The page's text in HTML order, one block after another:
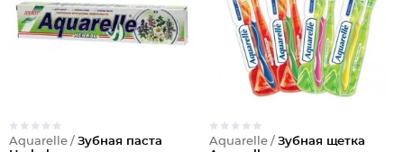
Aquarelle / Зубная паста
Aquarelle / Зубная щетка